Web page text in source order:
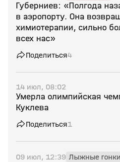
Губерниев: «Полгода
в аэропорту. Она
химиотерапии, сильно
всех нас»
Поделиться4
14 июл, 08:02
Умерла олимпийская
Куклева
Поделиться1
09 июл, 12:39 Лыжные гонки